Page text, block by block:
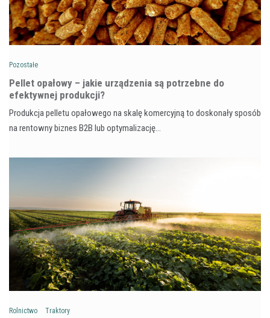
Pozostałe
Pellet opałowy – jakie urządzenia są potrzebne do
efektywnej produkcji?
Produkcja pelletu opałowego na skalę komercyjną to doskonały sposób
na rentowny biznes B2B lub optymalizację…
Rolnictwo Traktory